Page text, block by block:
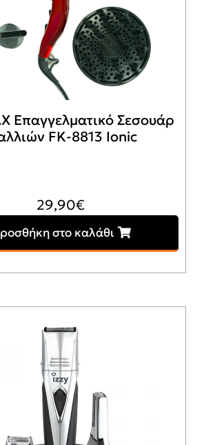
Επαγγελματικό Σεσουάρ
FK-8813 Ionic
29,90€
στο καλάθι